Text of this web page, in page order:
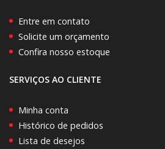
Entre em contato
Solicite um orçamento
Confira nosso estoque
SERVIÇOS AO CLIENTE
Minha conta
Histórico de pedidos
Lista de desejos